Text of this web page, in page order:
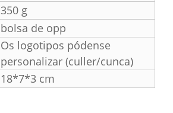
350 g
bolsa de opp
Os logotipos pódense
personalizar (culler/cunca)
18*7*3 cm